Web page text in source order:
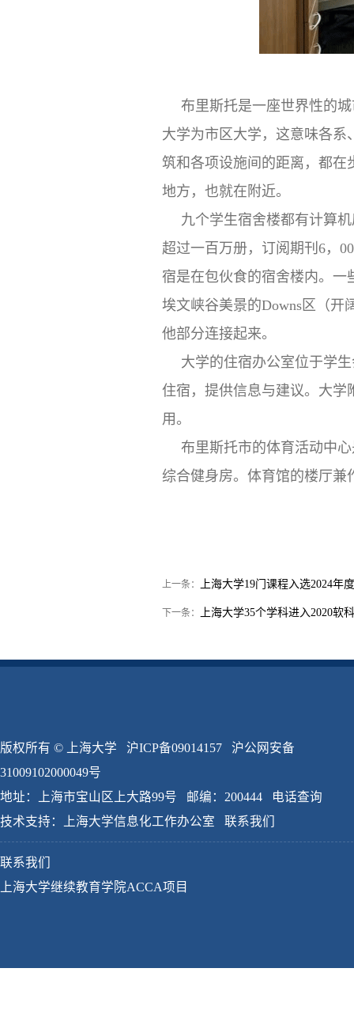
布里斯托是一座世界性的
大学为市区大学，这意味各
筑和各项设施间的距离，都
地方，也就在附近。
九个学生宿舍楼都有计算
超过一百万册，订阅期刊6，
宿是在包伙食的宿舍楼内。
埃文峡谷美景的Downs区（开
他部分连接起来。
大学的住宿办公室位于学
住宿，提供信息与建议。大学
用。
布里斯托市的体育活动中
综合健身房。体育馆的楼厅兼
上一条： 上海大学19门课程入选2024年
下一条： 上海大学35个学科进入2020软
版权所有 © 上海大学 沪ICP备09014157
沪公网安备
31009102000049号
地址：上海市宝山区上大路99号 邮编：200444
电话查询
技术支持：
上海大学信息化工作办公室 联系我们
联系我们
上海大学继续教育学院ACCA项目